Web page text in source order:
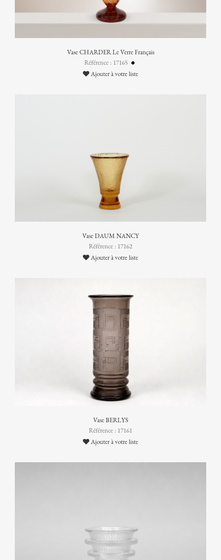
Vase CHARDER Le Verre Français
Référence : 17165
Ajouter à votre liste
Vase DAUM NANCY
Référence : 17162
Ajouter à votre liste
Vase BERLYS
Référence : 17161
Ajouter à votre liste